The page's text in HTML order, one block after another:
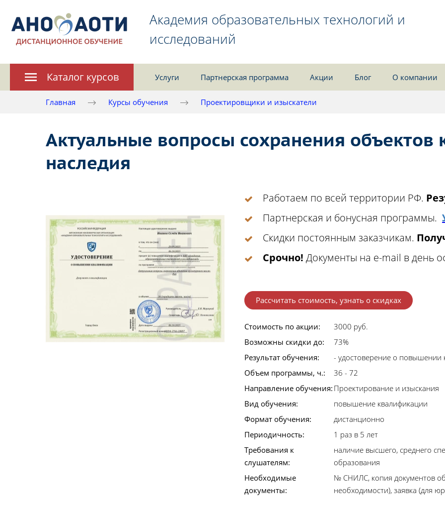
Академия образовательных технологий и
исследований
Каталог курсов Услуги Партнерская программа Акции Блог О компании
Главная Курсы обучения Проектировщики и изыскатели
Актуальные вопросы сохранения объектов
наследия
Работаем по всей территории РФ.
Партнерская и бонусная программы.
Скидки постоянным заказчикам.
Срочно! Документы на e-mail в день
Рассчитать стоимость, узнать о скидках
Стоимость по акции:
3000 руб.
Возможны скидки до:
73%
Результат обучения:
- удостоверение о повышении
Объем программы, ч.:
36 - 72
Направление обучения: Проектирование и изыскания
Вид обучения:
повышение квалификации
Формат обучения:
дистанционно
Периодичность:
1 раз в 5 лет
Требования к
слушателям:
наличие высшего, среднего
образования
Необходимые
документы:
№ СНИЛС, копия документов
необходимости), заявка (для